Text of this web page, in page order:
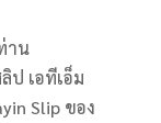
าน
ป เอทีเอ็ม
Slip ของ